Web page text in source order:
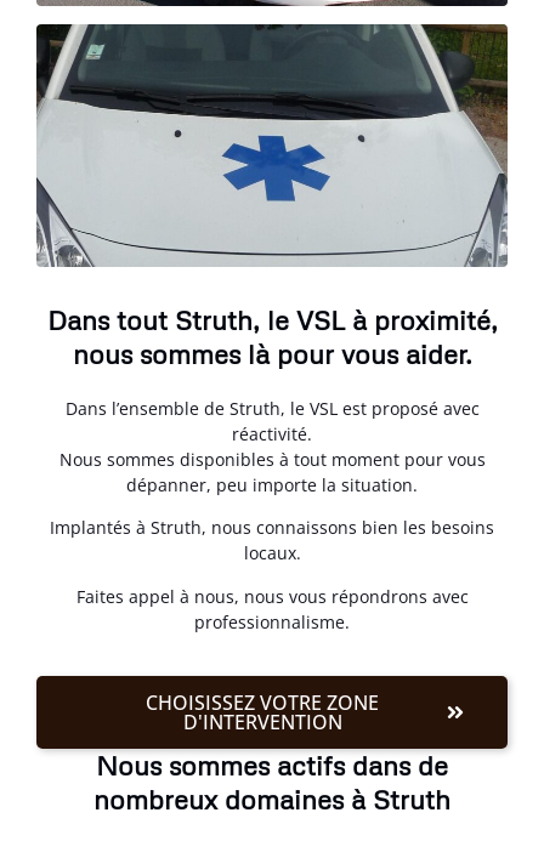
Dans tout Struth, le VSL à proximité,
nous sommes là pour vous aider.
Dans l’ensemble de Struth, le VSL est proposé avec
réactivité.
Nous sommes disponibles à tout moment pour vous
dépanner, peu importe la situation.
Implantés à Struth, nous connaissons bien les besoins
locaux.
Faites appel à nous, nous vous répondrons avec
professionnalisme.
CHOISISSEZ VOTRE ZONE
D'INTERVENTION
Nous sommes actifs dans de
nombreux domaines à Struth